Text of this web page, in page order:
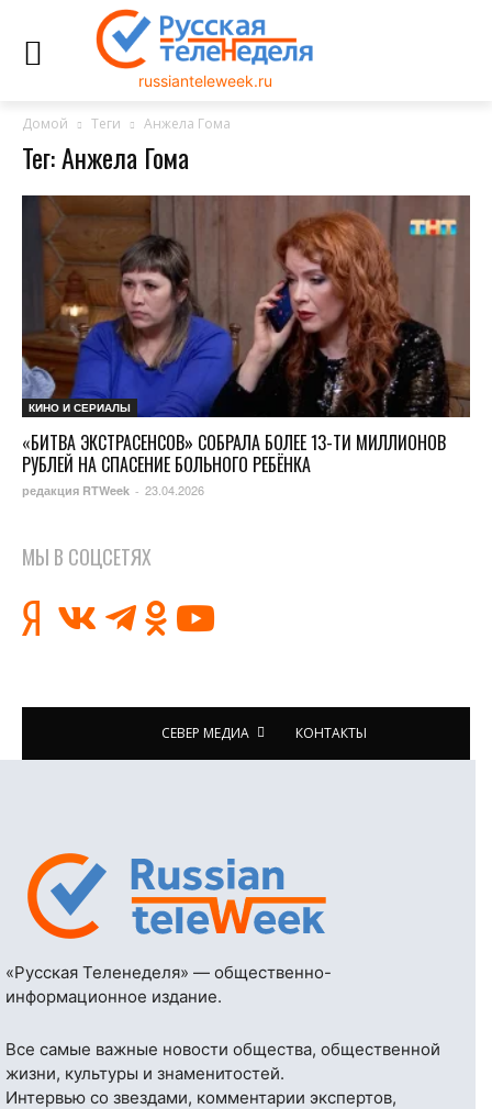
russianteleweek.ru
Домой Теги Анжела Гома
Тег: Анжела Гома
КИНО И СЕРИАЛЫ
«БИТВА ЭКСТРАСЕНСОВ» СОБРАЛА БОЛЕЕ 13-ТИ МИЛЛИОНОВ
РУБЛЕЙ НА СПАСЕНИЕ БОЛЬНОГО РЕБЁНКА
редакция RTWeek - 23.04.2026
МЫ В СОЦСЕТЯХ
СЕВЕР МЕДИА КОНТАКТЫ
«Русская Теленеделя» — общественно-
информационное издание.
Все самые важные новости общества, общественной
жизни, культуры и знаменитостей.
Интервью со звездами, комментарии экспертов,